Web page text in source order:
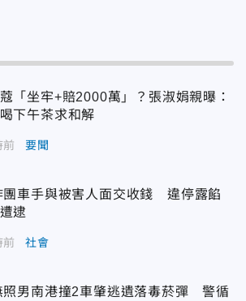
「坐牢+賠2000萬」？張淑娟親曝：
下午茶求和解
前 要聞
團車手與被害人面交收錢 違停露餡
逮
前 社會
照男南港撞2車肇逃遺落毒菸彈 警循